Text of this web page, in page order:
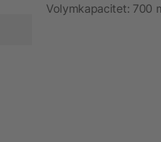
Volymkapacitet: 700